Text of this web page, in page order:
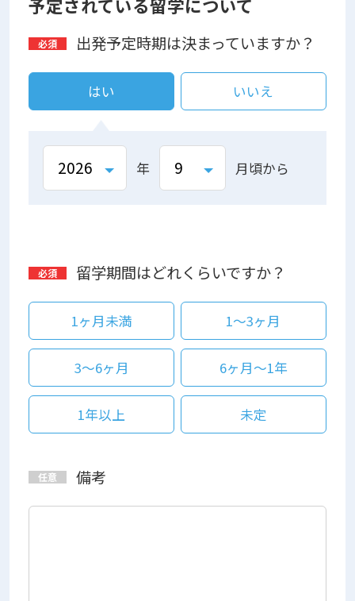
予定されている留学について
出発予定時期は決まっていますか？
はい いいえ
年 月頃から
留学期間はどれくらいですか？
1ヶ月未満 1～3ヶ月
3～6ヶ月 6ヶ月～1年
1年以上 未定
備考